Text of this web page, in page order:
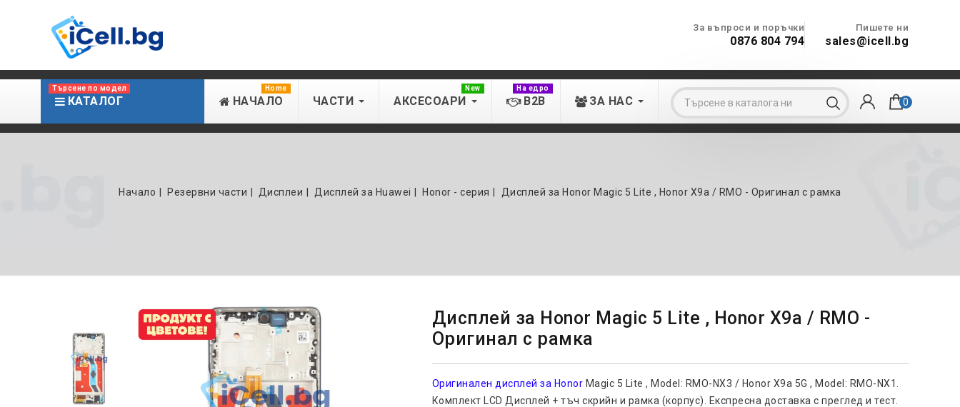
За въпроси и поръчки
0876 804 794
Пишете ни
sales@icell.bg
КАТАЛОГ
Търсене по модел
НАЧАЛО
Home
ЧАСТИ АКСЕСОАРИ
New
B2B
На едро
ЗА НАС  0
Начало Резервни части Дисплеи Дисплей за Huawei Honor - серия Дисплей за Honor Magic 5 Lite , Honor X9a / RMO - Оригинал с рамка
Дисплей за Honor Magic 5 Lite , Honor X9a / RMO -
Оригинал с рамка
Оригинален дисплей за Honor Magic 5 Lite , Model: RMO-NX3 / Honor X9a 5G , Model: RMO-NX1.
Комплект LCD Дисплей + тъч скрийн и рамка (корпус). Експресна доставка с преглед и тест.